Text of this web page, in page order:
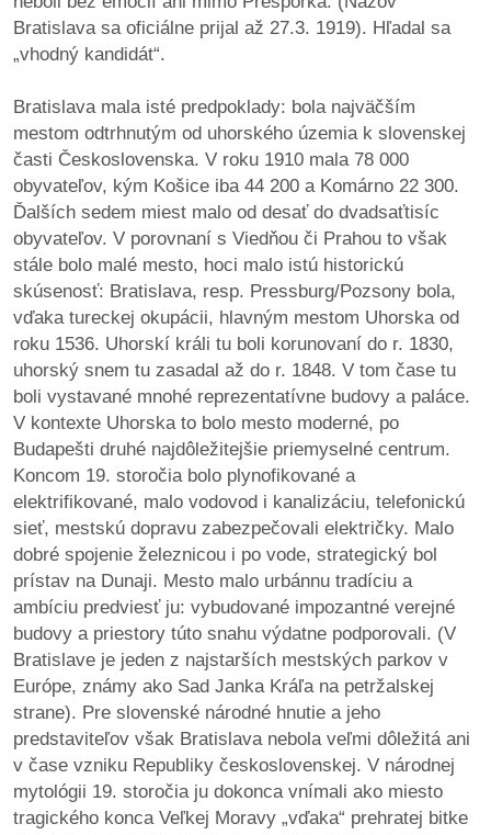
Bratislava sa oficiálne prijal až 27.3. 1919). Hľadal sa
„vhodný kandidát“.
Bratislava mala isté predpoklady: bola najväčším
mestom odtrhnutým od uhorského územia k slovenskej
časti Československa. V roku 1910 mala 78 000
obyvateľov, kým Košice iba 44 200 a Komárno 22 300.
Ďalších sedem miest malo od desať do dvadsaťtisíc
obyvateľov. V porovnaní s Viedňou či Prahou to však
stále bolo malé mesto, hoci malo istú historickú
skúsenosť: Bratislava, resp. Pressburg/Pozsony bola,
vďaka tureckej okupácii, hlavným mestom Uhorska od
roku 1536. Uhorskí králi tu boli korunovaní do r. 1830,
uhorský snem tu zasadal až do r. 1848. V tom čase tu
boli vystavané mnohé reprezentatívne budovy a paláce.
V kontexte Uhorska to bolo mesto moderné, po
Budapešti druhé najdôležitejšie priemyselné centrum.
Koncom 19. storočia bolo plynofikované a
elektrifikované, malo vodovod i kanalizáciu, telefonickú
sieť, mestskú dopravu zabezpečovali električky. Malo
dobré spojenie železnicou i po vode, strategický bol
prístav na Dunaji. Mesto malo urbánnu tradíciu a
ambíciu predviesť ju: vybudované impozantné verejné
budovy a priestory túto snahu výdatne podporovali. (V
Bratislave je jeden z najstarších mestských parkov v
Európe, známy ako Sad Janka Kráľa na petržalskej
strane). Pre slovenské národné hnutie a jeho
predstaviteľov však Bratislava nebola veľmi dôležitá ani
v čase vzniku Republiky československej. V národnej
mytológii 19. storočia ju dokonca vnímali ako miesto
tragického konca Veľkej Moravy „vďaka“ prehratej bitke